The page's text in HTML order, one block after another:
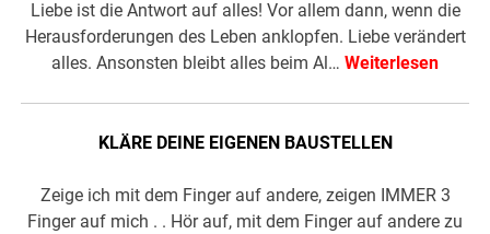
Liebe ist die Antwort auf alles! Vor allem dann, wenn die
Herausforderungen des Leben anklopfen. Liebe verändert
alles. Ansonsten bleibt alles beim Al… Weiterlesen
KLÄRE DEINE EIGENEN BAUSTELLEN
Zeige ich mit dem Finger auf andere, zeigen IMMER 3
Finger auf mich . . Hör auf, mit dem Finger auf andere zu